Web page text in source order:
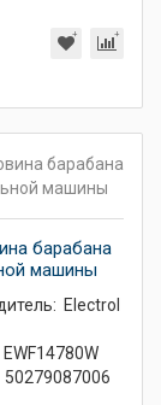
барабана
машины
Electrol
EWF14780W
50279087006